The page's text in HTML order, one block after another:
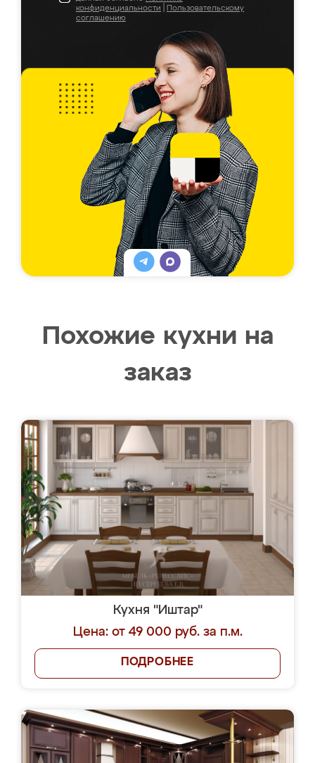
конфиденциальности
Пользовательскому
соглашению
Похожие кухни на
заказ
Кухня "Иштар"
Цена: от 49 000 руб. за п.м.
ПОДРОБНЕЕ